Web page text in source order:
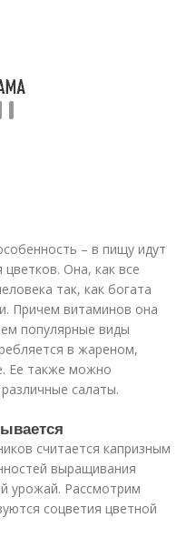
– в пищу идут
Она, как все
так, как богата
Причем витаминов она
популярные виды
в жареном,
Ее также можно
салаты.
считается капризным
выращивания
урожай. Рассмотрим
соцветия цветной